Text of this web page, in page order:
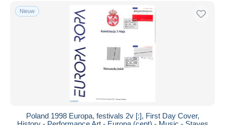
Gratis levering
Betaalmiddelen
PayPal
Bankoverschrijving
Mastercard
Bancontact
Nieuw
Poland 1998 Europa, festivals 2v [:], First Day Cover,